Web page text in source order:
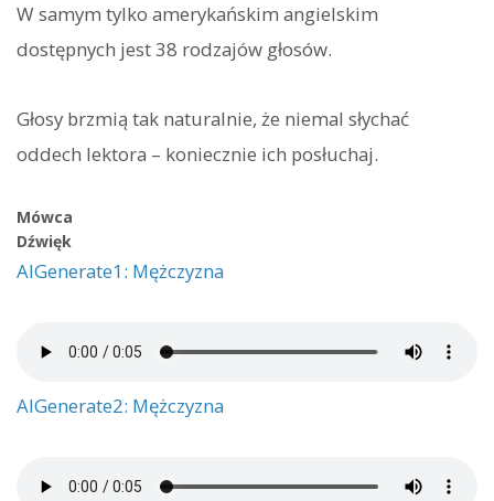
W samym tylko amerykańskim angielskim
dostępnych jest 38 rodzajów głosów.
Głosy brzmią tak naturalnie, że niemal słychać
oddech lektora – koniecznie ich posłuchaj.
Mówca
Dźwięk
AIGenerate1: Mężczyzna
AIGenerate2: Mężczyzna